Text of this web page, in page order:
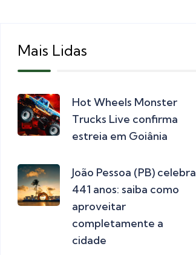
Mais Lidas
Hot Wheels Monster
Trucks Live confirma
estreia em Goiânia
João Pessoa (PB) celebra
441 anos: saiba como
aproveitar
completamente a
cidade